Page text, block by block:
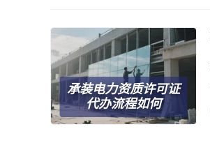
承装电力资质许可证
代办流程如何